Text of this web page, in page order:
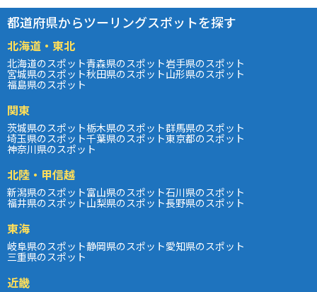
都道府県からツーリングスポットを探す
北海道・東北
北海道のスポット青森県のスポット岩手県のスポット
宮城県のスポット秋田県のスポット山形県のスポット
福島県のスポット
関東
茨城県のスポット栃木県のスポット群馬県のスポット
埼玉県のスポット千葉県のスポット東京都のスポット
神奈川県のスポット
北陸・甲信越
新潟県のスポット富山県のスポット石川県のスポット
福井県のスポット山梨県のスポット長野県のスポット
東海
岐阜県のスポット静岡県のスポット愛知県のスポット
三重県のスポット
近畿